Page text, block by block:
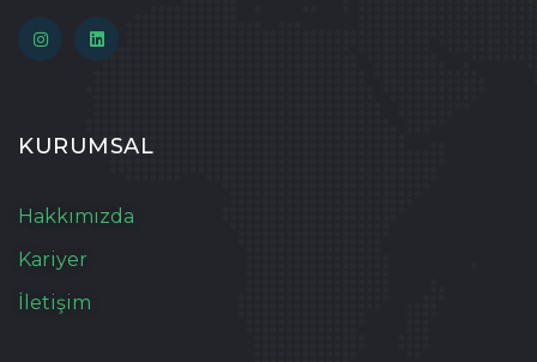
KURUMSAL
Hakkımızda
Kariyer
İletişim